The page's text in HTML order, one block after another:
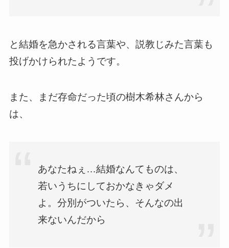
と結婚を急かされる言葉や、説教じみた言葉も
投げかけられたようです。
また、まだ存命だった頃の樹木希林さんから
は、
あなたねぇ…結婚なんてものは、
若いうちにしておかなきゃダメ
よ。分別がついたら、そんなの出
来ないんだから